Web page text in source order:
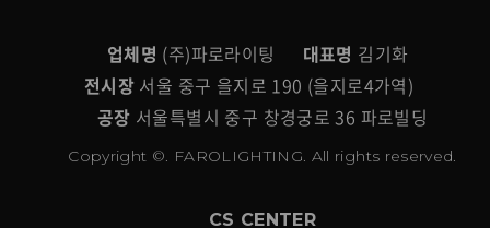
업체명 (주)파로라이팅 대표명 김기화
전시장 서울 중구 을지로 190 (을지로4가역)
공장 서울특별시 중구 창경궁로 36 파로빌딩
Copyright ©. FAROLIGHTING. All rights reserved.
CS CENTER